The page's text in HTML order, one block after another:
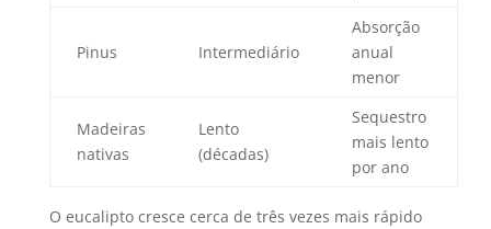
Pinus Intermediário
Absorção
anual
menor
Madeiras
nativas
Lento
(décadas)
Sequestro
mais lento
por ano
O eucalipto cresce cerca de três vezes mais rápido